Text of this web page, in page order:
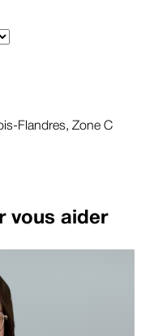
Flandres, Zone C
vous aider